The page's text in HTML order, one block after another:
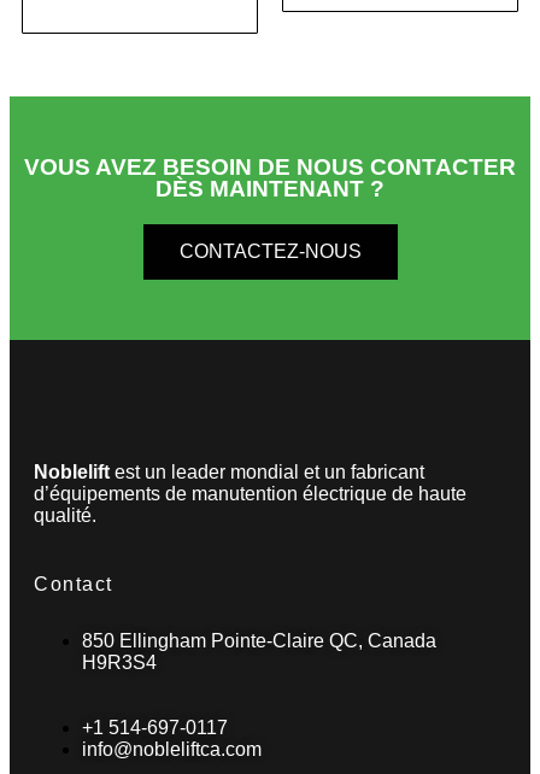
VOUS AVEZ BESOIN DE NOUS CONTACTER
DÈS MAINTENANT ?
CONTACTEZ-NOUS
Noblelift est un leader mondial et un fabricant
d’équipements de manutention électrique de haute
qualité.
Contact
850 Ellingham Pointe-Claire QC, Canada
H9R3S4
+1 514-697-0117
info@nobleliftca.com